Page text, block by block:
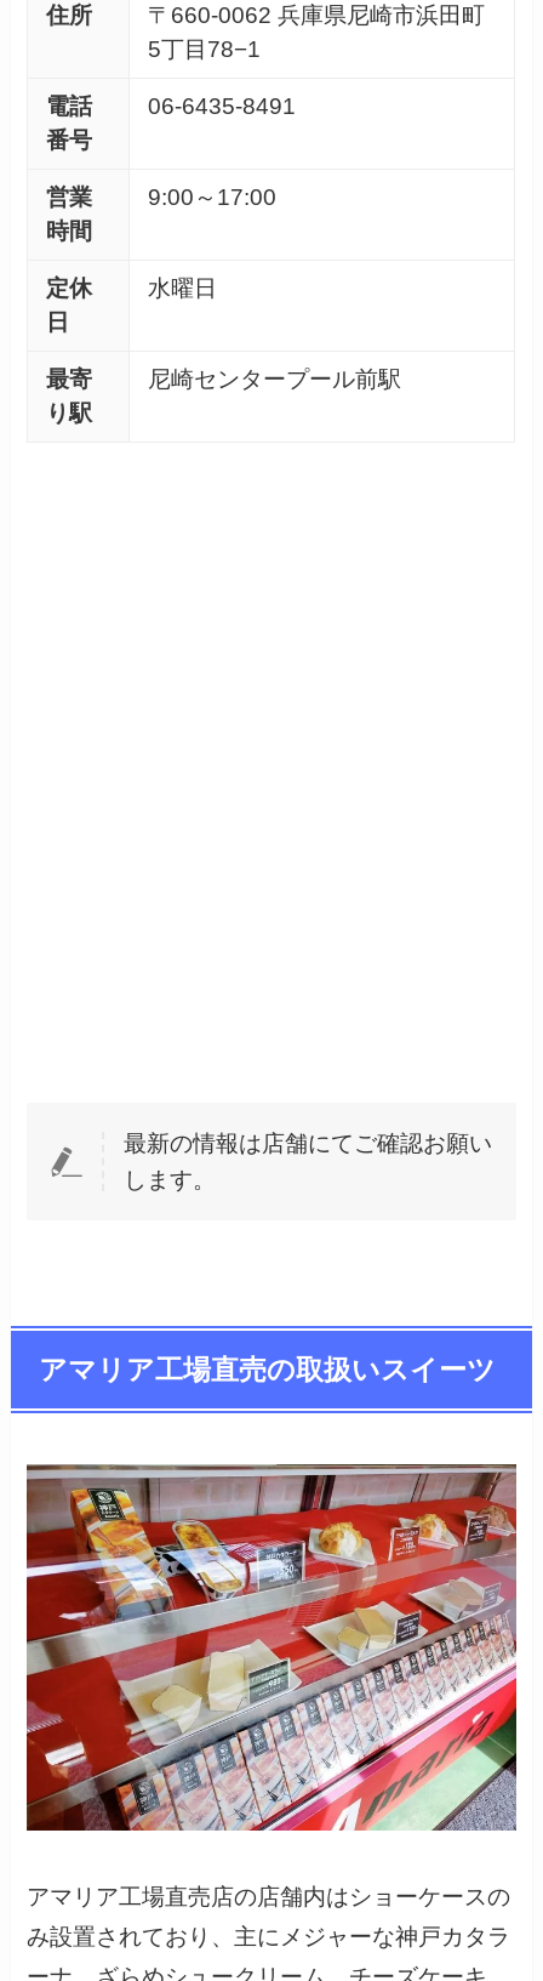
住所
〒660-0062 兵庫県尼崎市浜田町
5丁目78−1
電話
番号
06-6435-8491
営業
時間
9:00～17:00
定休
日
水曜日
最寄
り駅
尼崎センタープール前駅
最新の情報は店舗にてご確認お願い
します。
アマリア工場直売の取扱いスイーツ
アマリア工場直売店の店舗内はショーケースの
み設置されており、主にメジャーな神戸カタラ